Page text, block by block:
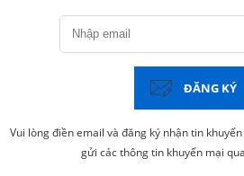
ĐĂNG KÝ
Vui lòng điền email và đăng ký nhận tin
gửi các thông tin khuyến mại